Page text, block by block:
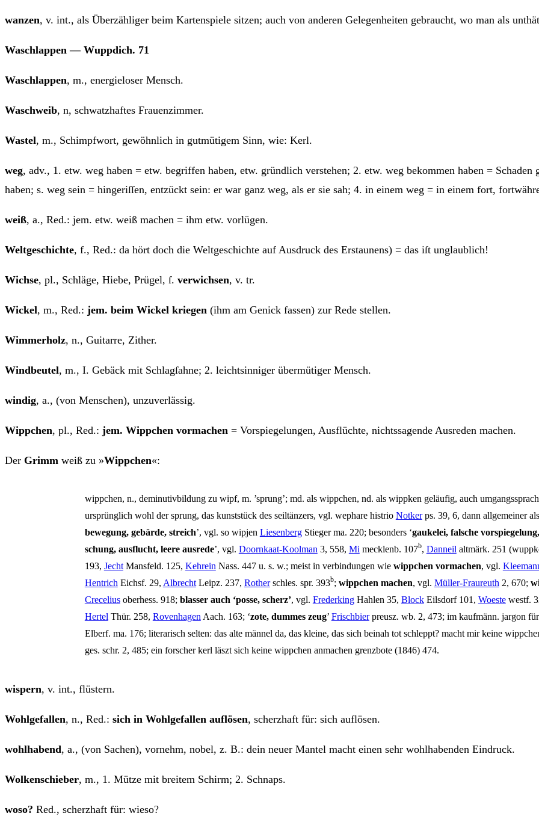
wan­zen, v. int., als Über­zäh­li­ger beim Kar­ten­spie­le sit­zen; auch von ande­ren Gele­gen­hei­ten gebraucht, wo man als
Wasch­lap­pen — Wupp­dich. 71
Wasch­lap­pen, m., ener­gie­lo­ser Mensch.
Wasch­weib, n, schwatz­haf­tes Frauenzimmer.
Was­tel, m., Schimpf­wort, gewöhn­lich in gut­mü­ti­gem Sinn, wie: Kerl.
weg, adv., 1. etw. weg haben = etw. begrif­fen haben, etw. gründ­lich ver­ste­hen; 2. etw. weg bekom­men haben =
haben; s. weg sein = hin­ge­riſſen, ent­zückt sein: er war ganz weg, als er sie sah; 4. in einem weg = in einem fort,
weiß, a., Red.: jem. etw. weiß machen = ihm etw. vorlügen.
Welt­ge­schich­te, f., Red.: da hört doch die Welt­ge­schich­te auf Aus­druck des Erstau­nens) = das iſt unglaublich!
Wich­se, pl., Schlä­ge, Hie­be, Prü­gel, ſ. ver­wich­sen, v. tr.
Wickel, m., Red.: jem. beim Wickel krie­gen (ihm am Genick fas­sen) zur Rede stellen.
Wim­mer­holz, n., Gui­tar­re, Zither.
Wind­beu­tel, m., I. Gebäck mit Schla­gſah­ne; 2. leicht­sin­ni­ger über­mü­ti­ger Mensch.
win­dig, a., (von Men­schen), unzuverlässig.
Wipp­chen, pl., Red.: jem. Wipp­chen vor­ma­chen = Vor­spie­ge­lun­gen, Aus­flüch­te, nichts­sa­gen­de Aus­re­den machen.
Der Grimm weiß zu »Wipp­chen«:
wipp­chen, n., demi­nu­tiv­bil­dung zu wipf, m. ’sprung’; md. als wipp­chen, nd. als wipp­ken geläu­fig, auch
ursprüng­lich wohl der sprung, das kunst­stück des seil­tän­zers, vgl. wepha­re his­trio Not­kerps. 39, 6, dann all­ge­mei­ner als
bewe­gung, gebär­de, streich’, vgl. so wip­jen Lie­sen­bergStie­ger ma. 220; beson­ders ‘gau­ke­lei, fal­sche
schung, aus­flucht, lee­re aus­re­de’, vgl. Doorn­kaat-Kool­man 3, 558, Mi meck­lenb. 107b, Dann­eil alt­märk. 251
193, JechtMans­feld. 125, Keh­r­ein Nass. 447 u. s. w.; meist in ver­bin­dun­gen wie wipp­chen vor­ma­chen, vgl.
Hentrich Eichsf. 29, AlbrechtLeipz. 237, Rotherschles. spr. 393b; wipp­chen machen, vgl. Mül­ler-Frau­reuth 2, 670;
Cre­ce­li­usober­hess. 918; blas­ser auch ‘pos­se, scherz’, vgl. Fre­de­r­kingHah­len 35, BlockEils­dorf 101, Woes­tewestf.
Her­tel Thür. 258, Roven­ha­gen Aach. 163; ‘zote, dum­mes zeug’ Frisch­bierpreusz. wb. 2, 473; im kauf­männ. jar­gon für
Elberf. ma. 176; lite­ra­risch sel­ten: das alte män­nel da, das klei­ne, das sich bei­nah tot schleppt? macht mir kei­ne
ges. schr. 2, 485; ein for­scher kerl läszt sich kei­ne wipp­chen anma­chen grenz­bo­te (1846) 474.
wis­pern, v. int., flüstern.
Wohl­ge­fal­len, n., Red.: sich in Wohl­ge­fal­len auf­lö­sen, scherz­haft für: sich auflösen.
wohl­ha­bend, a., (von Sachen), vor­nehm, nobel, z. B.: dein neu­er Man­tel macht einen sehr wohl­ha­ben­den Eindruck.
Wol­ken­schie­ber, m., 1. Müt­ze mit brei­tem Schirm; 2. Schnaps.
woso? Red., scherz­haft für: wieso?